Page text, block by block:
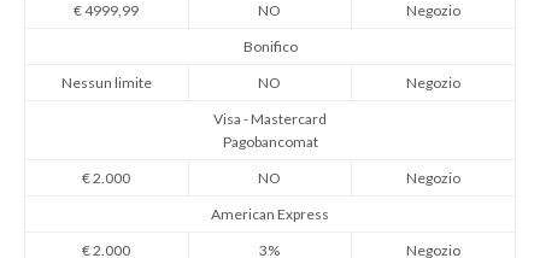
€ 4999,99
NO
Negozio
Bonifico
Nessun limite
NO
Negozio
Visa - Mastercard
Pagobancomat
€ 2.000
NO
Negozio
American Express
€ 2.000
3% Negozio